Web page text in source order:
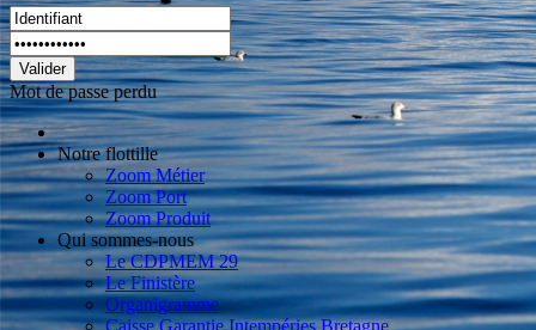
Valider
Mot de passe perdu
Notre flottille
Zoom Métier
Zoom Port
Zoom Produit
Qui sommes-nous
Le CDPMEM 29
Le Finistère
Organigramme
Caisse Garantie Intempéries Bretagne